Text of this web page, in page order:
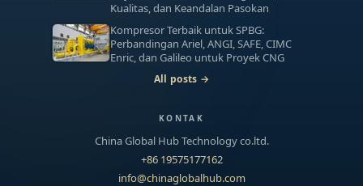
Kualitas, dan Keandalan Pasokan
Kompresor Terbaik untuk SPBG:
Perbandingan Ariel, ANGI, SAFE, CIMC
Enric, dan Galileo untuk Proyek CNG
All posts →
KONTAK
China Global Hub Technology co.ltd.
+86 19575177162
info@chinaglobalhub.com